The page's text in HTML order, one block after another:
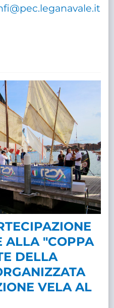
ALLA "COPPA
DELLA
VELA AL